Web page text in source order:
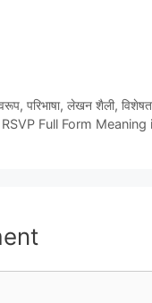
परिभाषा, लेखन शैली,
RSVP Full Form